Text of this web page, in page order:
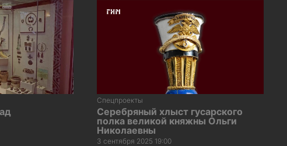
Спецпроекты
Серебряный хлыст гусарского
полка великой княжны Ольги
Николаевны
3 сентября 2025 19:00